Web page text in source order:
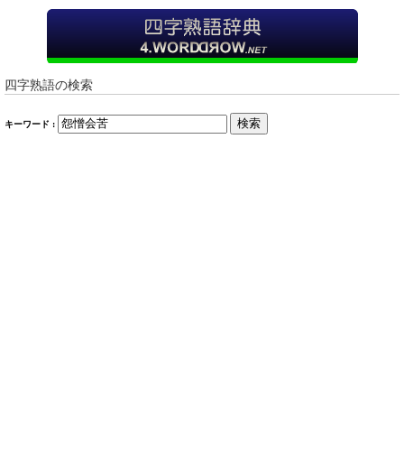
四字熟語の検索
キーワード : 検索